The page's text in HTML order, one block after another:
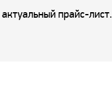
прайс-лист.